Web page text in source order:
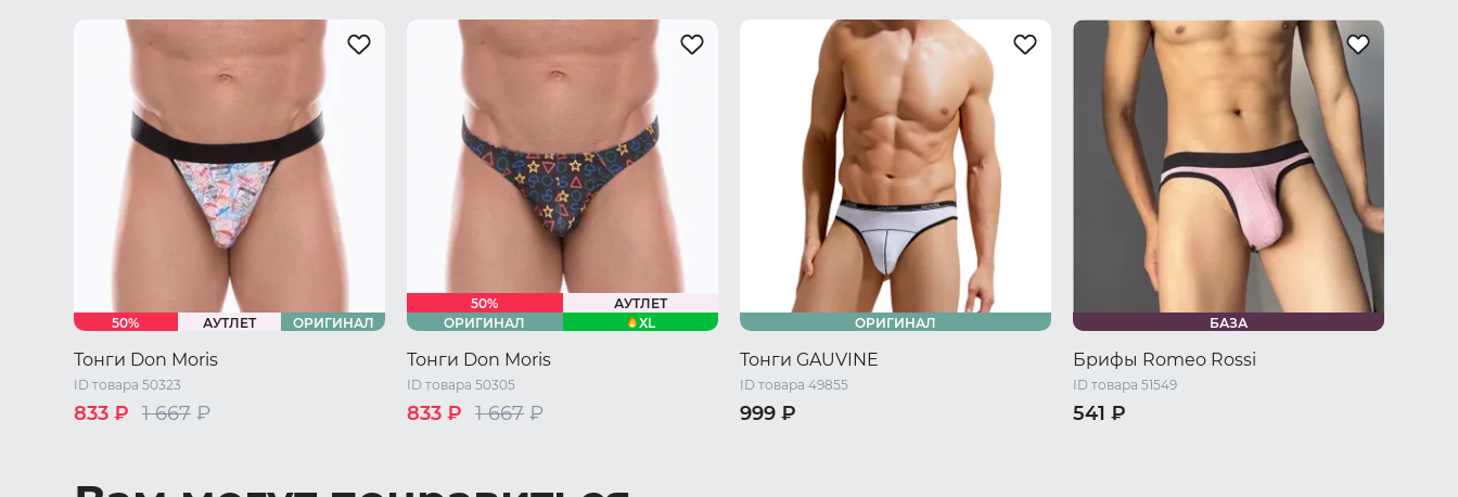
50% АУТЛЕТ ОРИГИНАЛ
Тонги Don Moris
ID товара 50323
833 ₽ 1 667 ₽
50%
АУТЛЕТ
ОРИГИНАЛ
XL
Тонги Don Moris
ID товара 50305
833 ₽ 1 667 ₽
ОРИГИНАЛ
Тонги GAUVINE
ID товара 49855
999 ₽
БАЗА
Брифы Romeo Rossi
ID товара 51549
541 ₽